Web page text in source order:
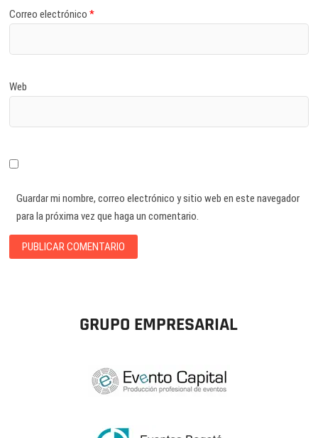
Correo electrónico*
Web
Guardar mi nombre, correo electrónico y sitio web en este navegador
para la próxima vez que haga un comentario.
GRUPO EMPRESARIAL